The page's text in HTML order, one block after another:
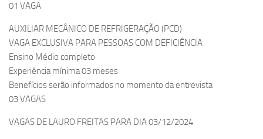
01 VAGA
AUXILIAR MECÂNICO DE REFRIGERAÇÃO (PCD)
VAGA EXCLUSIVA PARA PESSOAS COM DEFICIÊNCIA
Ensino Médio completo
Experiência mínima 03 meses
Benefícios serão informados no momento da entrevista
03 VAGAS
VAGAS DE LAURO FREITAS PARA DIA 03/12/2024